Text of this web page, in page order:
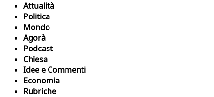
Attualità
Politica
Mondo
Agorà
Podcast
Chiesa
Idee e Commenti
Economia
Rubriche